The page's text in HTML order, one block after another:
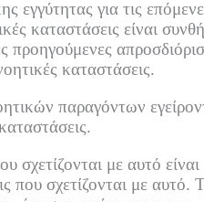
εγγύτητας για τις
καταστάσεις είναι
προηγούμενες
καταστάσεις.
παραγόντων
σχετίζονται με αυτό είναι
που σχετίζονται με αυτό.